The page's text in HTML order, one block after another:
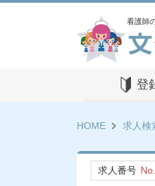
看護師
登
HOME 求人検
求人番号